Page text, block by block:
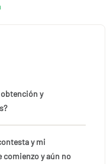
y
y mi
comienzo y aún no